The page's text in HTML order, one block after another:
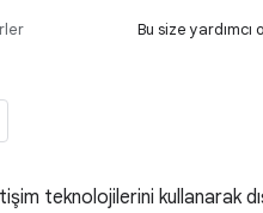
Bu size yardımcı
teknolojilerini kullanarak